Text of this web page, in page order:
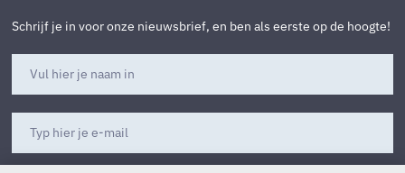
Schrijf je in voor onze nieuwsbrief, en ben als eerste op de hoogte!